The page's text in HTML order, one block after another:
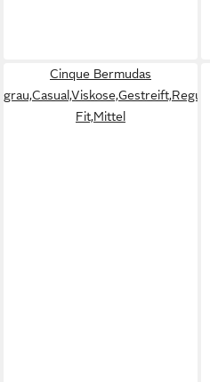
Cinque Bermudas
grau,Casual,Viskose,Gestreift,Regular
Fit,Mittel